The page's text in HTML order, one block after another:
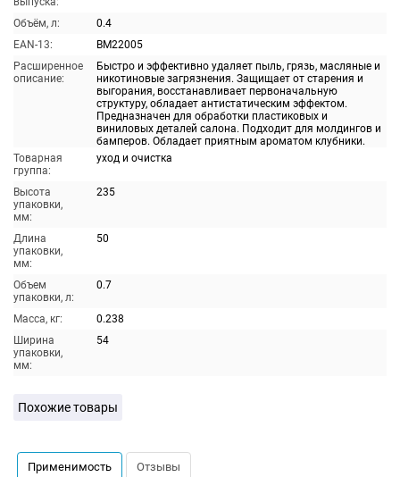
Объём, л:
0.4
EAN-13:
BM22005
Расширенное
описание:
Быстро и эффективно удаляет пыль, грязь, масляные и
никотиновые загрязнения. Защищает от старения и
выгорания, восстанавливает первоначальную
структуру, обладает антистатическим эффектом.
Предназначен для обработки пластиковых и
виниловых деталей салона. Подходит для молдингов и
бамперов. Обладает приятным ароматом клубники.
Товарная
группа:
уход и очистка
Высота
упаковки,
мм:
235
Длина
упаковки,
мм:
50
Объем
упаковки, л:
0.7
Масса, кг:
0.238
Ширина
упаковки,
мм:
54
Похожие товары
Применимость Отзывы